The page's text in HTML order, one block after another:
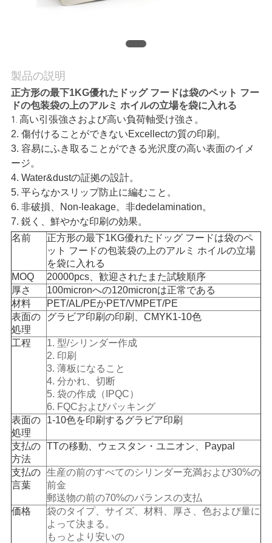
に
連
絡
し
な
さ
い
用
を
要
求
さ
い
地
図
製品の説明
正方形の最下1KG優れたドッグ フードは袋のペット フー
ドの包装袋の上のアルミ ホイルの立場を袋に入れる
1. 高い引張強さおよび高い負荷軸受け強さ。
2. 傷付けることができないExcellectの質の印刷。
3. 容易にふき取ることができる光沢度の高い表面のイメ
ージ。
4. Water&dustの証拠の設計。
5. 平らなかスリップ防止に編むこと。
6. 非破損、Non-leakage。非dedelamination。
7. 鋭く、鮮やかな印刷の効果。
名前
正方形の最下1KG優れたドッグ フードは袋のペ
ット フードの包装袋の上のアルミ ホイルの立場
を袋に入れる
MOQ
20000pcs、歓迎されたまた試験順序
厚さ
100micronへの120micronは正常である
材料
PET/AL/PEかPET/VMPET/PE
表面の
処理
グラビア印刷の印刷、CMYK1-10色
工程
1. 型/シリンダー作成
2. 印刷
3. 薄板になること
4. 分かれ、切断
5. 袋の作成（IPQC）
6. FQCおよびパッキング
表面の
処理
1-10色を印刷するグラビア印刷
支払の
方法
TTの移動、ウェスタン・ユニオン、Paypal
支払の
言葉
生産の前のすべてのシリンダー充満および30%の
前金
郵送物の前の70%のバランスの支払
価格
袋のタイプ、サイズ、材料、厚さ、色および量に
よって決まる。
もっとより安いの